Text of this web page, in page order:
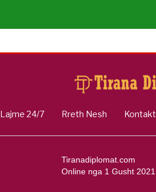
Lajme 24/7 Rreth Nesh Kontakt
Tiranadiplomat.com
Online nga 1 Gusht 2021